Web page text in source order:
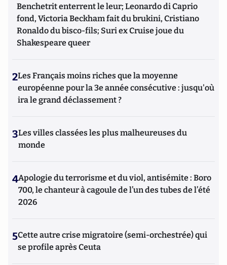
Benchetrit enterrent le leur; Leonardo di Caprio
fond, Victoria Beckham fait du brukini, Cristiano
Ronaldo du bisco-fils; Suri ex Cruise joue du
Shakespeare queer
2Les Français moins riches que la moyenne
européenne pour la 3e année consécutive : jusqu'où
ira le grand déclassement ?
3Les villes classées les plus malheureuses du
monde
4Apologie du terrorisme et du viol, antisémite : Boro
700, le chanteur à cagoule de l’un des tubes de l’été
2026
5Cette autre crise migratoire (semi-orchestrée) qui
se profile après Ceuta